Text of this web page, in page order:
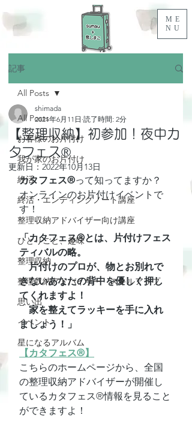
ME
NU
記事
All Posts
お客様のお片付け
我が家のお片付け
終活
終活・エンディングノート講座
整理収納アドバイザー向け講座
ひとりごと、趣味
整理収納
整理収納アドバイザー スキルアップ
思い出
イベント
星になるアルバム
All Posts
【整理収納】初参加！夜中カ
タフェス®
shimada
2021年6月11日 読了時間: 2分
更新日： 2022年10月13日
カタフェス®って知ってますか？
オンラインのお片付けイベントで
す！
「カタフェス®とは、片付けフェス
ティバルの略。
片付けのプロが、物とお別れで
きないあなたの背中を優しく押し
てくれますよ！
家を整えてラッキーを手に入れ
ましょう！」
【カタフェス®】
こちらのホームページから、全国
の整理収納アドバイザーが開催し
ているカタフェス®情報を見ること
ができますよ！